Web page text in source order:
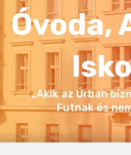
Óvoda,
„Akik az Úrban
Futnak és